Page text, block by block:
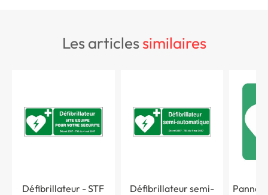
les articlessimilaires
Défibrillateur - STF
Défibrillateur semi-